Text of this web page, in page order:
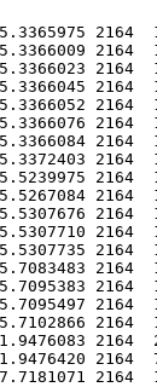
2164
2164
2164
2164
2164
2164
2164
2164